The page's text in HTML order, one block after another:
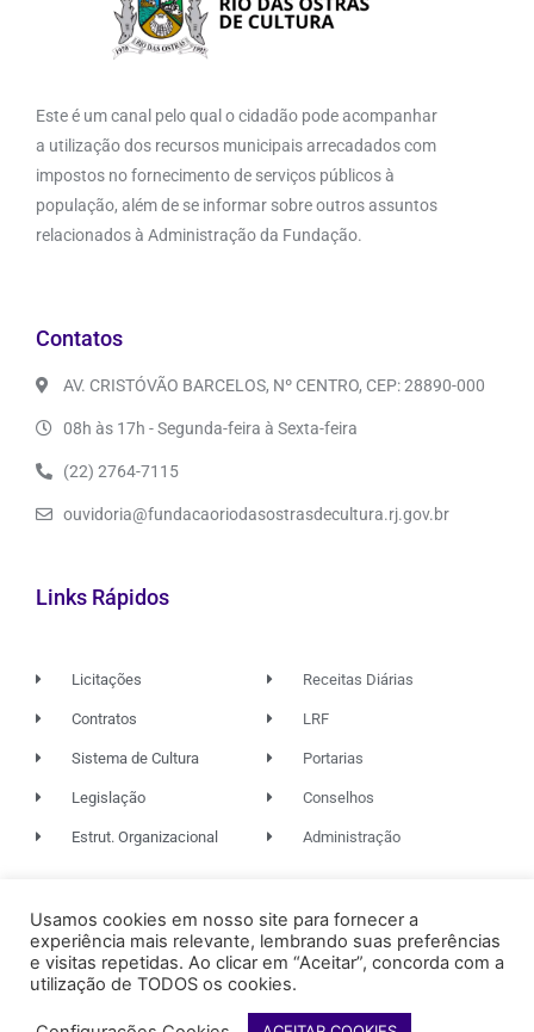
Este é um canal pelo qual o cidadão pode acompanhar
a utilização dos recursos municipais arrecadados com
impostos no fornecimento de serviços públicos à
população, além de se informar sobre outros assuntos
relacionados à Administração da Fundação.
Contatos
AV. CRISTÓVÃO BARCELOS, Nº CENTRO, CEP: 28890-000
08h às 17h - Segunda-feira à Sexta-feira
(22) 2764-7115
ouvidoria@fundacaoriodasostrasdecultura.rj.gov.br
Links Rápidos
Licitações
Contratos
Sistema de Cultura
Legislação
Estrut. Organizacional
Receitas Diárias
LRF
Portarias
Conselhos
Administração
© 2026. TODOS OS DIREITOS RESERVADOS.
FUNDAÇÃO RIO DAS OSTRAS DE CULTURA
Usamos cookies em nosso site para fornecer a
experiência mais relevante, lembrando suas preferências
e visitas repetidas. Ao clicar em “Aceitar”, concorda com a
utilização de TODOS os cookies.